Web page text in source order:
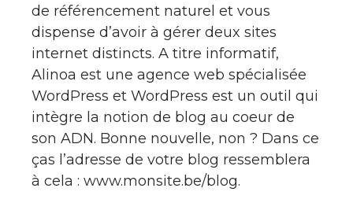
de référencement naturel et vous
dispense d’avoir à gérer deux sites
internet distincts. A titre informatif,
Alinoa est une agence web spécialisée
WordPress et WordPress est un outil qui
intègre la notion de blog au coeur de
son ADN. Bonne nouvelle, non ? Dans ce
ças l’adresse de votre blog ressemblera
à cela : www.monsite.be/blog.